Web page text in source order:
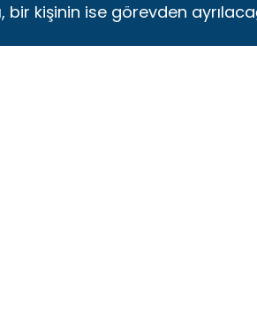
bir kişinin ise görevden